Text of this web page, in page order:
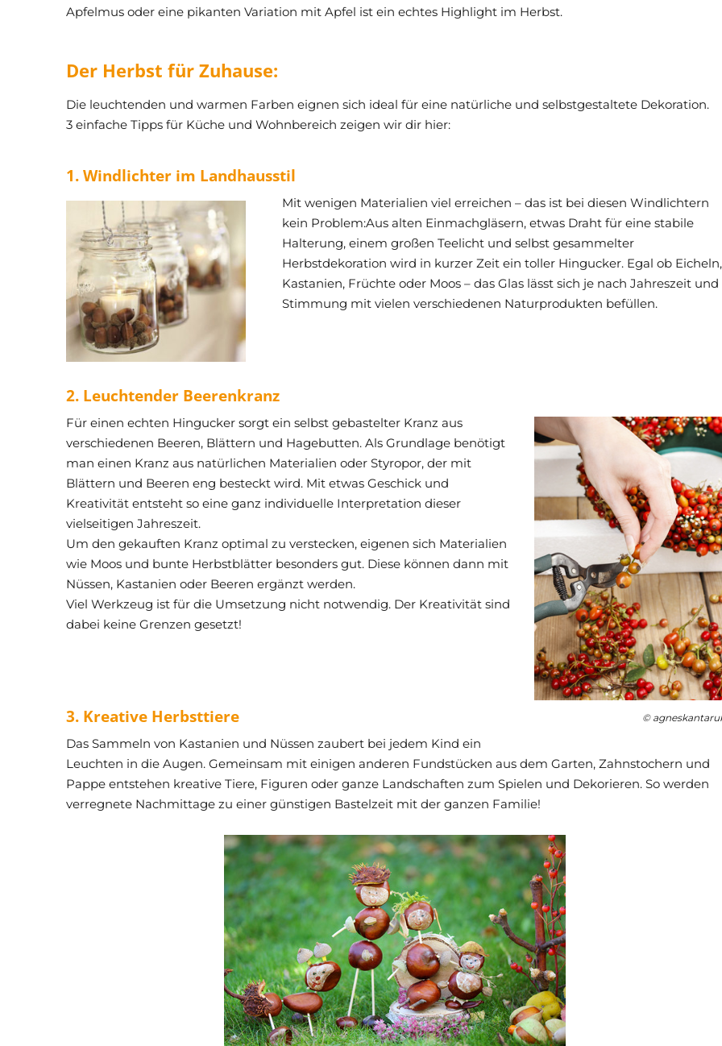
Apfelmus oder eine pikanten Variation mit Apfel ist ein echtes Highlight im Herbst.
Der Herbst für Zuhause:
Die leuchtenden und warmen Farben eignen sich ideal für eine natürliche und selbstgestaltete Dekoration.
3 einfache Tipps für Küche und Wohnbereich zeigen wir dir hier:
1. Windlichter im Landhausstil
Mit wenigen Materialien viel erreichen – das ist bei diesen Windlichtern
kein Problem:Aus alten Einmachgläsern, etwas Draht für eine stabile
Halterung, einem großen Teelicht und selbst gesammelter
Herbstdekoration wird in kurzer Zeit ein toller Hingucker. Egal ob Eicheln,
Kastanien, Früchte oder Moos – das Glas lässt sich je nach Jahreszeit und
Stimmung mit vielen verschiedenen Naturprodukten befüllen.
2. Leuchtender Beerenkranz
©
Für einen echten Hingucker sorgt ein selbst gebastelter Kranz aus
verschiedenen Beeren, Blättern und Hagebutten. Als Grundlage benötigt
man einen Kranz aus natürlichen Materialien oder Styropor, der mit
Blättern und Beeren eng besteckt wird. Mit etwas Geschick und
Kreativität entsteht so eine ganz individuelle Interpretation dieser
vielseitigen Jahreszeit.
Um den gekauften Kranz optimal zu verstecken, eigenen sich Materialien
wie Moos und bunte Herbstblätter besonders gut. Diese können dann mit
Nüssen, Kastanien oder Beeren ergänzt werden.
Viel Werkzeug ist für die Umsetzung nicht notwendig. Der Kreativität sind
dabei keine Grenzen gesetzt!
3. Kreative Herbsttiere
Das Sammeln von Kastanien und Nüssen zaubert bei jedem Kind ein
Leuchten in die Augen. Gemeinsam mit einigen anderen Fundstücken aus dem Garten, Zahnstochern und
Pappe entstehen kreative Tiere, Figuren oder ganze Landschaften zum Spielen und Dekorieren. So werden
verregnete Nachmittage zu einer günstigen Bastelzeit mit der ganzen Familie!